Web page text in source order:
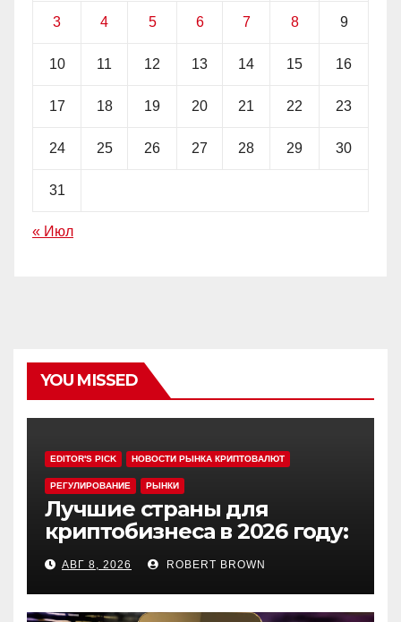
3 4 5 6 7 8 9
10 11 12 13 14 15 16
17 18 19 20 21 22 23
24 25 26 27 28 29 30
31
« Июл
YOU MISSED
EDITOR'S PICK НОВОСТИ РЫНКА КРИПТОВАЛЮТ
РЕГУЛИРОВАНИЕ РЫНКИ
Лучшие страны для
криптобизнеса в 2026 году:
выбор экспертов
АВГ 8, 2026 ROBERT BROWN